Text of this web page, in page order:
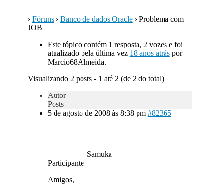
› Fóruns › Banco de dados Oracle › Problema com
JOB
Este tópico contém 1 resposta, 2 vozes e foi
atualizado pela última vez 18 anos atráspor
Marcio68Almeida.
Visualizando 2 posts - 1 até 2 (de 2 do total)
Autor
Posts
5 de agosto de 2008 às 8:38 pm #82365
Samuka
Participante
Amigos,